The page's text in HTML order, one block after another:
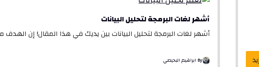
أشهر لغات البرمجة لتحليل البيانات
أشهر لغات البرمجة لتحليل البيانات بين يديك في هذا المقال! إن
By ابراهيم البحيصي